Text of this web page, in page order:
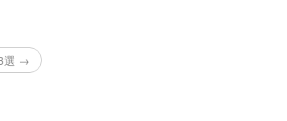
選 →